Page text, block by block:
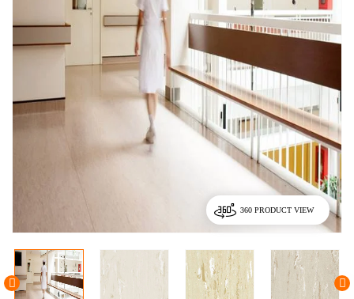
360 PRODUCT VIEW